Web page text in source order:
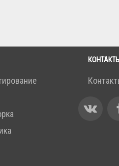
КОНТАКТЫ